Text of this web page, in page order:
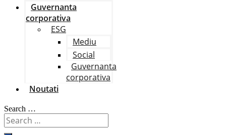
Guvernanta
corporativa
ESG
Mediu
Social
Guvernanta
corporativa
Noutati
Search …